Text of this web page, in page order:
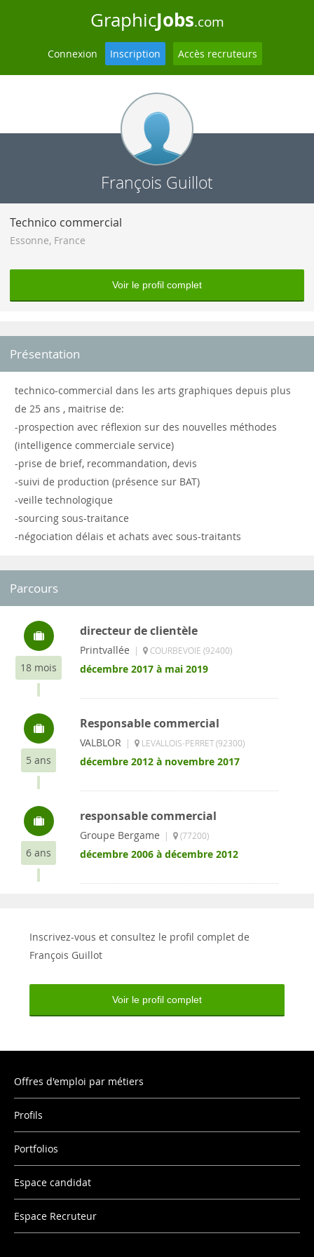
GraphicJobs.com
Connexion Inscription Accès recruteurs
François Guillot
Technico commercial
Essonne, France
Voir le profil complet
Présentation
technico-commercial dans les arts graphiques depuis plus
de 25 ans , maitrise de:
-prospection avec réflexion sur des nouvelles méthodes
(intelligence commerciale service)
-prise de brief, recommandation, devis
-suivi de production (présence sur BAT)
-veille technologique
-sourcing sous-traitance
-négociation délais et achats avec sous-traitants
Parcours
18 mois
directeur de clientèle
Printvallée | COURBEVOIE (92400)
décembre 2017 à mai 2019
5 ans
Responsable commercial
VALBLOR | LEVALLOIS-PERRET (92300)
décembre 2012 à novembre 2017
6 ans
responsable commercial
Groupe Bergame | (77200)
décembre 2006 à décembre 2012
Inscrivez-vous et consultez le profil complet de
François Guillot
Voir le profil complet
Offres d'emploi par métiers
Profils
Portfolios
Espace candidat
Espace Recruteur